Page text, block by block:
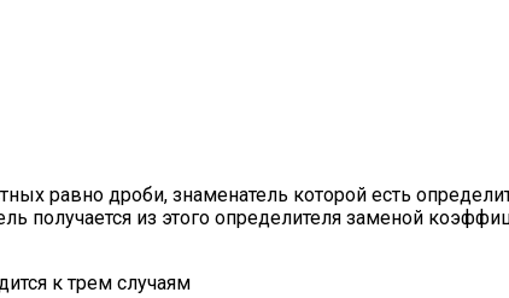
равно дроби, знаменатель которой есть
получается из этого определителя заменой
к трем случаям